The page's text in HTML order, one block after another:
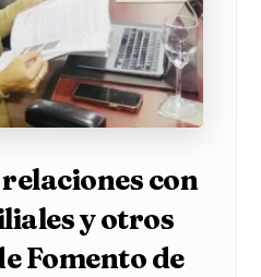
con
y otros
Fomento de